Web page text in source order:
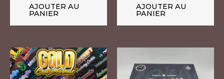
AJOUTER AU
PANIER
AJOUTER AU
PANIER